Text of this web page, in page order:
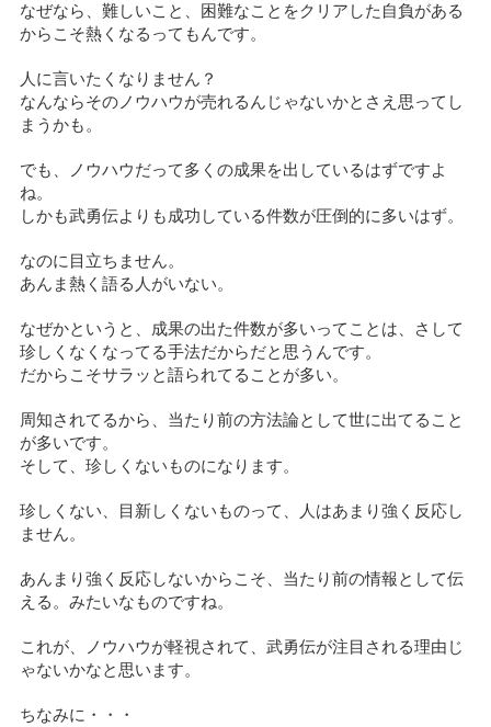
なぜなら、難しいこと、困難なことをクリアした自負がある
からこそ熱くなるってもんです。
人に言いたくなりません？
なんならそのノウハウが売れるんじゃないかとさえ思ってし
まうかも。
でも、ノウハウだって多くの成果を出しているはずですよ
ね。
しかも武勇伝よりも成功している件数が圧倒的に多いはず。
なのに目立ちません。
あんま熱く語る人がいない。
なぜかというと、成果の出た件数が多いってことは、さして
珍しくなくなってる手法だからだと思うんです。
だからこそサラッと語られてることが多い。
周知されてるから、当たり前の方法論として世に出てること
が多いです。
そして、珍しくないものになります。
珍しくない、目新しくないものって、人はあまり強く反応し
ません。
あんまり強く反応しないからこそ、当たり前の情報として伝
える。みたいなものですね。
これが、ノウハウが軽視されて、武勇伝が注目される理由じ
ゃないかなと思います。
ちなみに・・・